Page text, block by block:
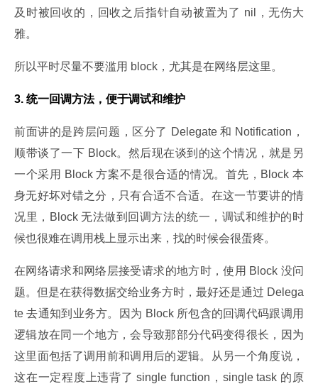
及时被回收的，回收之后指针自动被置为了 nil，无伤大
雅。
所以平时尽量不要滥用 block，尤其是在网络层这里。
3. 统一回调方法，便于调试和维护
前面讲的是跨层问题，区分了 Delegate 和 Notification，
顺带谈了一下 Block。然后现在谈到的这个情况，就是另
一个采用 Block 方案不是很合适的情况。首先，Block 本
身无好坏对错之分，只有合适不合适。在这一节要讲的情
况里，Block 无法做到回调方法的统一，调试和维护的时
候也很难在调用栈上显示出来，找的时候会很蛋疼。
在网络请求和网络层接受请求的地方时，使用 Block 没问
题。但是在获得数据交给业务方时，最好还是通过 Delega
te 去通知到业务方。因为 Block 所包含的回调代码跟调用
逻辑放在同一个地方，会导致那部分代码变得很长，因为
这里面包括了调用前和调用后的逻辑。从另一个角度说，
这在一定程度上违背了 single function，single task 的原